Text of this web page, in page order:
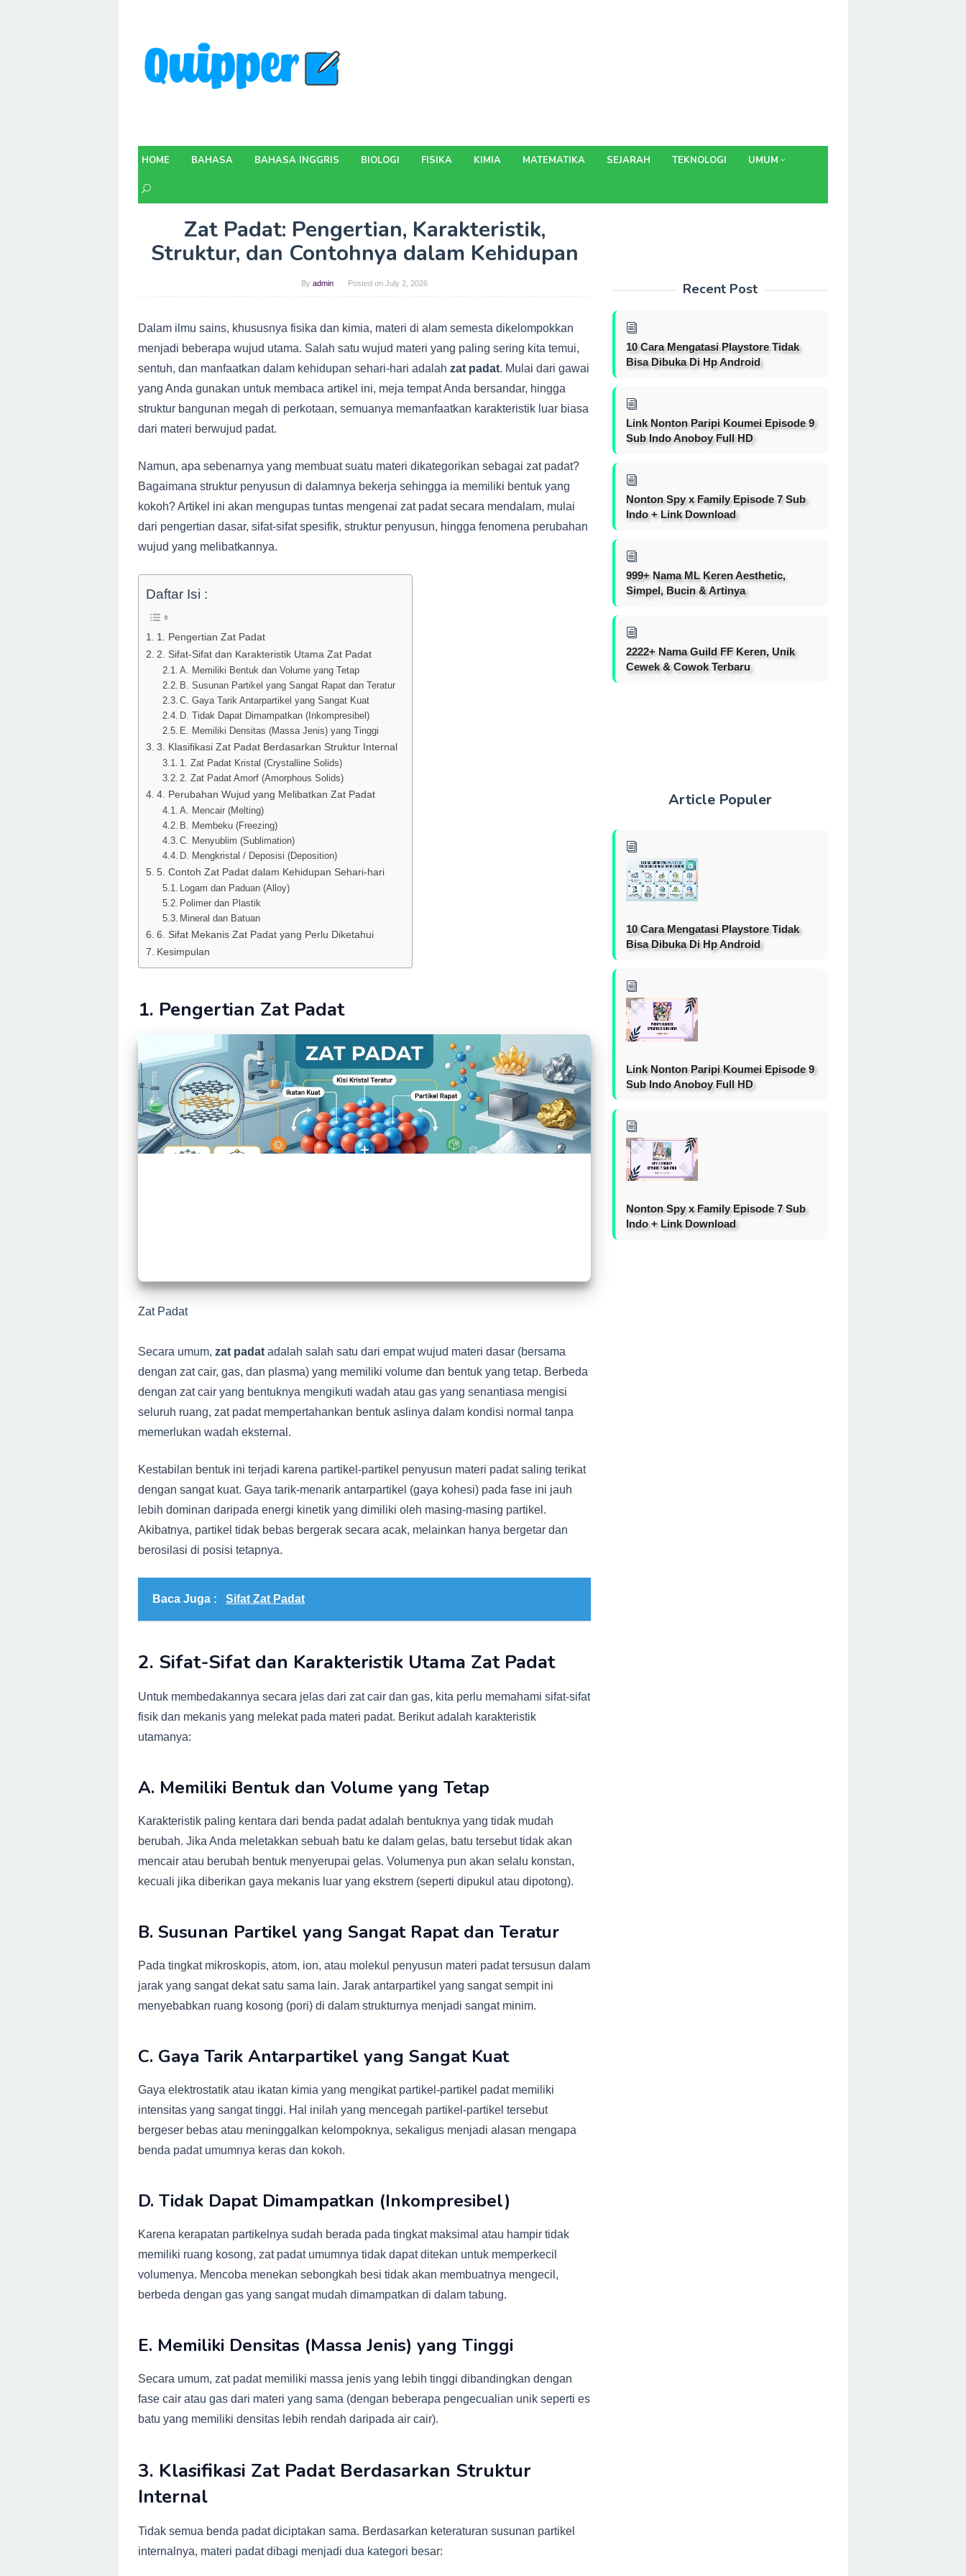
content
HOME BAHASA BAHASA INGGRIS BIOLOGI FISIKA KIMIA MATEMATIKA SEJARAH TEKNOLOGI UMUM
Zat Padat: Pengertian, Karakteristik,
Struktur, dan Contohnya dalam Kehidupan
By admin Posted on July 2, 2026
Dalam ilmu sains, khususnya fisika dan kimia, materi di alam semesta dikelompokkan
menjadi beberapa wujud utama. Salah satu wujud materi yang paling sering kita temui,
sentuh, dan manfaatkan dalam kehidupan sehari-hari adalah zat padat. Mulai dari gawai
yang Anda gunakan untuk membaca artikel ini, meja tempat Anda bersandar, hingga
struktur bangunan megah di perkotaan, semuanya memanfaatkan karakteristik luar biasa
dari materi berwujud padat.
Namun, apa sebenarnya yang membuat suatu materi dikategorikan sebagai zat padat?
Bagaimana struktur penyusun di dalamnya bekerja sehingga ia memiliki bentuk yang
kokoh? Artikel ini akan mengupas tuntas mengenai zat padat secara mendalam, mulai
dari pengertian dasar, sifat-sifat spesifik, struktur penyusun, hingga fenomena perubahan
wujud yang melibatkannya.
Daftar Isi :
1. Pengertian Zat Padat
2. Sifat-Sifat dan Karakteristik Utama Zat Padat
A. Memiliki Bentuk dan Volume yang Tetap
B. Susunan Partikel yang Sangat Rapat dan Teratur
C. Gaya Tarik Antarpartikel yang Sangat Kuat
D. Tidak Dapat Dimampatkan (Inkompresibel)
E. Memiliki Densitas (Massa Jenis) yang Tinggi
3. Klasifikasi Zat Padat Berdasarkan Struktur Internal
1. Zat Padat Kristal (Crystalline Solids)
2. Zat Padat Amorf (Amorphous Solids)
4. Perubahan Wujud yang Melibatkan Zat Padat
A. Mencair (Melting)
B. Membeku (Freezing)
C. Menyublim (Sublimation)
D. Mengkristal / Deposisi (Deposition)
5. Contoh Zat Padat dalam Kehidupan Sehari-hari
Logam dan Paduan (Alloy)
Polimer dan Plastik
Mineral dan Batuan
6. Sifat Mekanis Zat Padat yang Perlu Diketahui
Kesimpulan
1. Pengertian Zat Padat
Zat Padat
Secara umum, zat padat adalah salah satu dari empat wujud materi dasar (bersama
dengan zat cair, gas, dan plasma) yang memiliki volume dan bentuk yang tetap. Berbeda
dengan zat cair yang bentuknya mengikuti wadah atau gas yang senantiasa mengisi
seluruh ruang, zat padat mempertahankan bentuk aslinya dalam kondisi normal tanpa
memerlukan wadah eksternal.
Kestabilan bentuk ini terjadi karena partikel-partikel penyusun materi padat saling terikat
dengan sangat kuat. Gaya tarik-menarik antarpartikel (gaya kohesi) pada fase ini jauh
lebih dominan daripada energi kinetik yang dimiliki oleh masing-masing partikel.
Akibatnya, partikel tidak bebas bergerak secara acak, melainkan hanya bergetar dan
berosilasi di posisi tetapnya.
Baca Juga : Sifat Zat Padat
2. Sifat-Sifat dan Karakteristik Utama Zat Padat
Untuk membedakannya secara jelas dari zat cair dan gas, kita perlu memahami sifat-sifat
fisik dan mekanis yang melekat pada materi padat. Berikut adalah karakteristik
utamanya:
A. Memiliki Bentuk dan Volume yang Tetap
Karakteristik paling kentara dari benda padat adalah bentuknya yang tidak mudah
berubah. Jika Anda meletakkan sebuah batu ke dalam gelas, batu tersebut tidak akan
mencair atau berubah bentuk menyerupai gelas. Volumenya pun akan selalu konstan,
kecuali jika diberikan gaya mekanis luar yang ekstrem (seperti dipukul atau dipotong).
B. Susunan Partikel yang Sangat Rapat dan Teratur
Pada tingkat mikroskopis, atom, ion, atau molekul penyusun materi padat tersusun dalam
jarak yang sangat dekat satu sama lain. Jarak antarpartikel yang sangat sempit ini
menyebabkan ruang kosong (pori) di dalam strukturnya menjadi sangat minim.
C. Gaya Tarik Antarpartikel yang Sangat Kuat
Gaya elektrostatik atau ikatan kimia yang mengikat partikel-partikel padat memiliki
intensitas yang sangat tinggi. Hal inilah yang mencegah partikel-partikel tersebut
bergeser bebas atau meninggalkan kelompoknya, sekaligus menjadi alasan mengapa
benda padat umumnya keras dan kokoh.
D. Tidak Dapat Dimampatkan (Inkompresibel)
Karena kerapatan partikelnya sudah berada pada tingkat maksimal atau hampir tidak
memiliki ruang kosong, zat padat umumnya tidak dapat ditekan untuk memperkecil
volumenya. Mencoba menekan sebongkah besi tidak akan membuatnya mengecil,
berbeda dengan gas yang sangat mudah dimampatkan di dalam tabung.
E. Memiliki Densitas (Massa Jenis) yang Tinggi
Secara umum, zat padat memiliki massa jenis yang lebih tinggi dibandingkan dengan
fase cair atau gas dari materi yang sama (dengan beberapa pengecualian unik seperti es
batu yang memiliki densitas lebih rendah daripada air cair).
3. Klasifikasi Zat Padat Berdasarkan Struktur
Internal
Tidak semua benda padat diciptakan sama. Berdasarkan keteraturan susunan partikel
internalnya, materi padat dibagi menjadi dua kategori besar:
Recent Post
10 Cara Mengatasi Playstore Tidak
Bisa Dibuka Di Hp Android
Link Nonton Paripi Koumei Episode 9
Sub Indo Anoboy Full HD
Nonton Spy x Family Episode 7 Sub
Indo + Link Download
999+ Nama ML Keren Aesthetic,
Simpel, Bucin & Artinya
2222+ Nama Guild FF Keren, Unik
Cewek & Cowok Terbaru
Article Populer
10 Cara Mengatasi Playstore Tidak
Bisa Dibuka Di Hp Android
Link Nonton Paripi Koumei Episode 9
Sub Indo Anoboy Full HD
Nonton Spy x Family Episode 7 Sub
Indo + Link Download